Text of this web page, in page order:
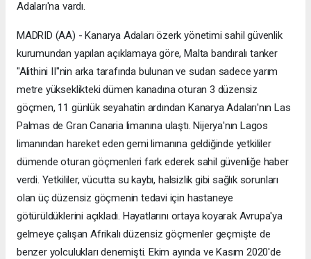
Adaları'na vardı.
MADRID (AA) - Kanarya Adaları özerk yönetimi sahil güvenlik
kurumundan yapılan açıklamaya göre, Malta bandıralı tanker
"Alithini II"nin arka tarafında bulunan ve sudan sadece yarım
metre yükseklikteki dümen kanadına oturan 3 düzensiz
göçmen, 11 günlük seyahatin ardından Kanarya Adaları'nın Las
Palmas de Gran Canaria limanına ulaştı. Nijerya'nın Lagos
limanından hareket eden gemi limanına geldiğinde yetkililer
dümende oturan göçmenleri fark ederek sahil güvenliğe haber
verdi. Yetkililer, vücutta su kaybı, halsizlik gibi sağlık sorunları
olan üç düzensiz göçmenin tedavi için hastaneye
götürüldüklerini açıkladı. Hayatlarını ortaya koyarak Avrupa'ya
gelmeye çalışan Afrikalı düzensiz göçmenler geçmişte de
benzer yolculukları denemişti. Ekim ayında ve Kasım 2020'de